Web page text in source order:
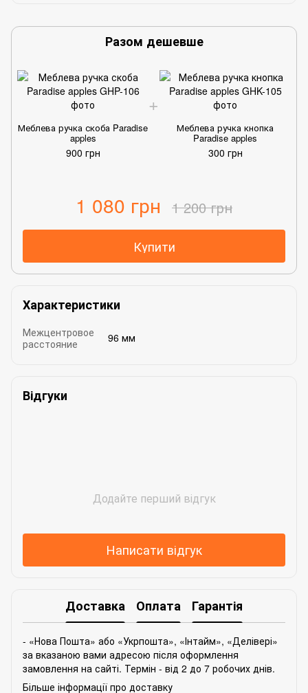
Разом дешевше
Меблева ручка скоба Paradise
apples
900 грн
Меблева ручка кнопка
Paradise apples
300 грн
1 080 грн 1 200 грн
Купити
Характеристики
Межцентровое
расстояние
96 мм
Відгуки
Додайте перший відгук
Написати відгук
Доставка Оплата Гарантія
- «Нова Пошта» або «Укрпошта», «Інтайм», «Делівері»
за вказаною вами адресою після оформлення
замовлення на сайті. Термін - від 2 до 7 робочих днів.
Більше інформації про доставку